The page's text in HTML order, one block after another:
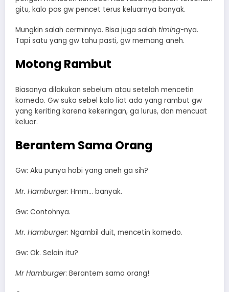
gitu, kalo pas gw pencet terus keluarnya banyak.
Mungkin salah cerminnya. Bisa juga salah timing-nya.
Tapi satu yang gw tahu pasti, gw memang aneh.
Motong Rambut
Biasanya dilakukan sebelum atau setelah mencetin
komedo. Gw suka sebel kalo liat ada yang rambut gw
yang keriting karena kekeringan, ga lurus, dan mencuat
keluar.
Berantem Sama Orang
Gw: Aku punya hobi yang aneh ga sih?
Mr. Hamburger: Hmm… banyak.
Gw: Contohnya.
Mr. Hamburger: Ngambil duit, mencetin komedo.
Gw: Ok. Selain itu?
Mr Hamburger: Berantem sama orang!